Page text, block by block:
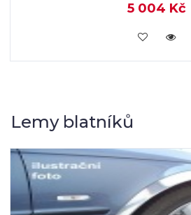
5 004 Kč
KOUPIT
Lemy blatníků